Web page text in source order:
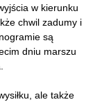
w kierunku
chwil zadumy i
są
dniu marszu
ale także